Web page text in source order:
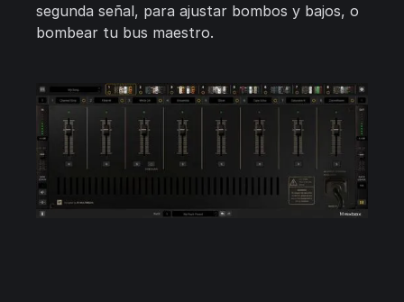
segunda señal, para ajustar bombos y bajos, o
bombear tu bus maestro.